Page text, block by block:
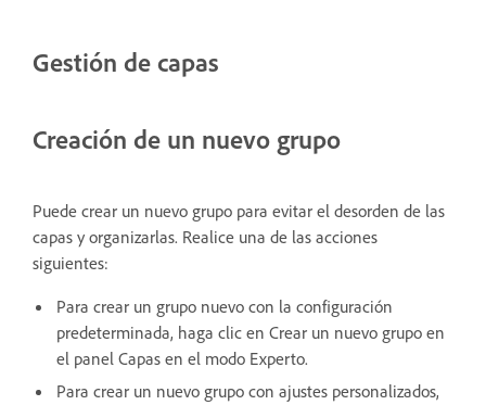
Gestión de capas
Creación de un nuevo grupo
Puede crear un nuevo grupo para evitar el desorden de las
capas y organizarlas. Realice una de las acciones
siguientes:
Para crear un grupo nuevo con la configuración
predeterminada, haga clic en Crear un nuevo grupo en
el panel Capas en el modo Experto.
Para crear un nuevo grupo con ajustes personalizados,